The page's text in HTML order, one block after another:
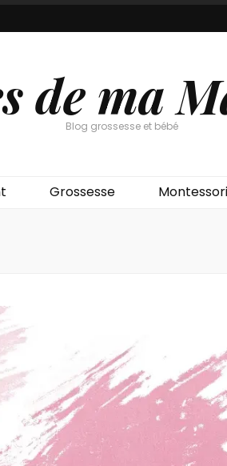
de ma
Blog grossesse et bébé
Grossesse Montessori